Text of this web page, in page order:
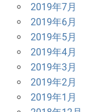
2019年7月
2019年6月
2019年5月
2019年4月
2019年3月
2019年2月
2019年1月